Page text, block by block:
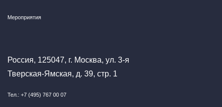
Мероприятия
Россия, 125047, г. Москва, ул. 3-я
Тверская-Ямская, д. 39, стр. 1
Тел.: +7 (495) 767 00 07